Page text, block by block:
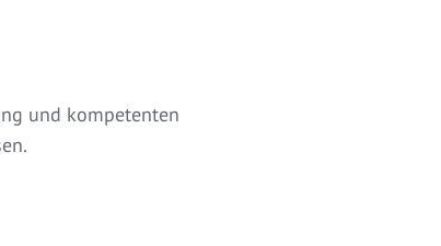
und kompetenten